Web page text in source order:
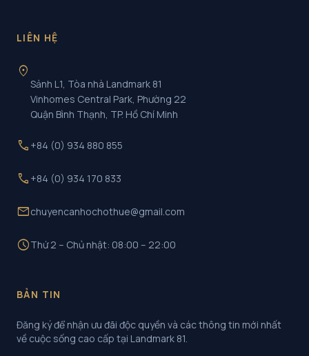
LIÊN HỆ
location_on
Sảnh L1, Tòa nhà Landmark 81
Vinhomes Central Park, Phường 22
Quận Bình Thạnh, TP. Hồ Chí Minh
call +84 (0) 934 880 855
call +84 (0) 934 170 833
mailchuyencanhochothue@gmail.com
scheduleThứ 2 – Chủ nhật: 08:00 – 22:00
BẢN TIN
Đăng ký để nhận ưu đãi độc quyền và các thông tin mới nhất
về cuộc sống cao cấp tại Landmark 81.